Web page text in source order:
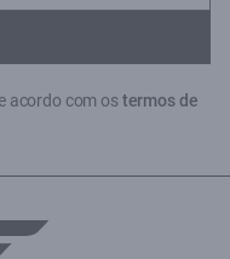
acordo com ostermos de